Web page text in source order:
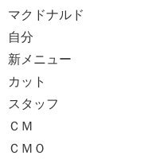
マクドナルド
自分
新メニュー
カット
スタッフ
ＣＭ
ＣＭＯ